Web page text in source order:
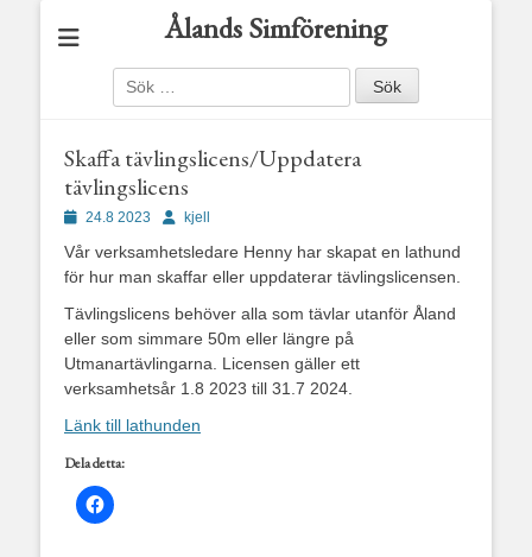
Ålands Simförening
Sök
efter:
Skaffa tävlingslicens/Uppdatera
tävlingslicens
Publicerad
24.8 2023 Författare
kjell
Vår verksamhetsledare Henny har skapat en lathund
för hur man skaffar eller uppdaterar tävlingslicensen.
Tävlingslicens behöver alla som tävlar utanför Åland
eller som simmare 50m eller längre på
Utmanartävlingarna. Licensen gäller ett
verksamhetsår 1.8 2023 till 31.7 2024.
Länk till lathunden
Dela detta: